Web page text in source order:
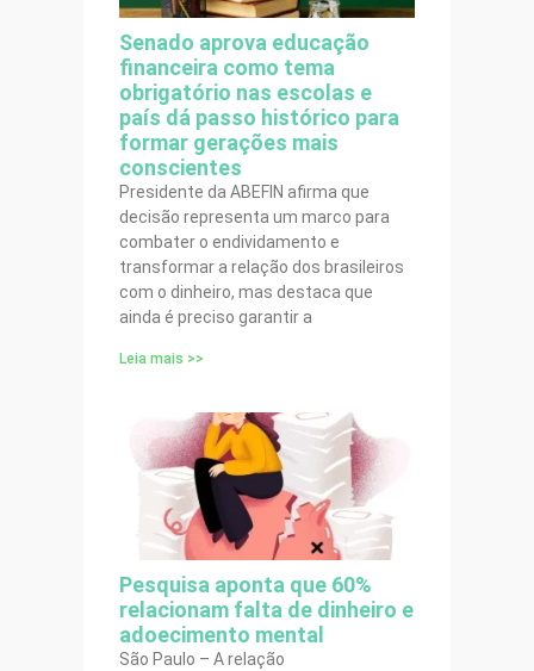
Senado aprova educação
financeira como tema
obrigatório nas escolas e
país dá passo histórico para
formar gerações mais
conscientes
Presidente da ABEFIN afirma que
decisão representa um marco para
combater o endividamento e
transformar a relação dos brasileiros
com o dinheiro, mas destaca que
ainda é preciso garantir a
Leia mais >>
Pesquisa aponta que 60%
relacionam falta de dinheiro e
adoecimento mental
São Paulo – A relação